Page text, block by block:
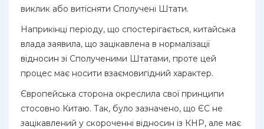
виклик або витісняти Сполучені Штати.
Наприкінці періоду, що спостерігається, китайська
влада заявила, що зацікавлена в нормалізації
відносин зі Сполученими Штатами, проте цей
процес має носити взаємовигідний характер.
Європейська сторона окреслила свої принципи
стосовно Китаю. Так, було зазначено, що ЄС не
зацікавлений у скороченні відносин із КНР, але має